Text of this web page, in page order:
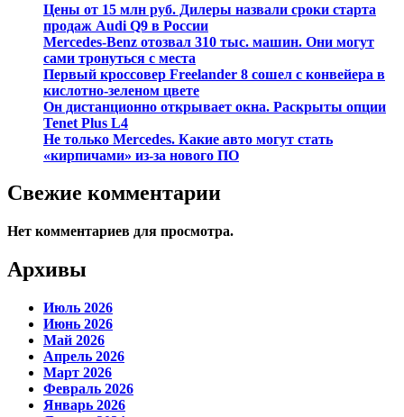
Цены от 15 млн руб. Дилеры назвали сроки старта
продаж Audi Q9 в России
Mercedes-Benz отозвал 310 тыс. машин. Они могут
сами тронуться с места
Первый кроссовер Freelander 8 сошел с конвейера в
кислотно-зеленом цвете
Он дистанционно открывает окна. Раскрыты опции
Tenet Plus L4
Не только Mercedes. Какие авто могут стать
«кирпичами» из-за нового ПО
Свежие комментарии
Нет комментариев для просмотра.
Архивы
Июль 2026
Июнь 2026
Май 2026
Апрель 2026
Март 2026
Февраль 2026
Январь 2026